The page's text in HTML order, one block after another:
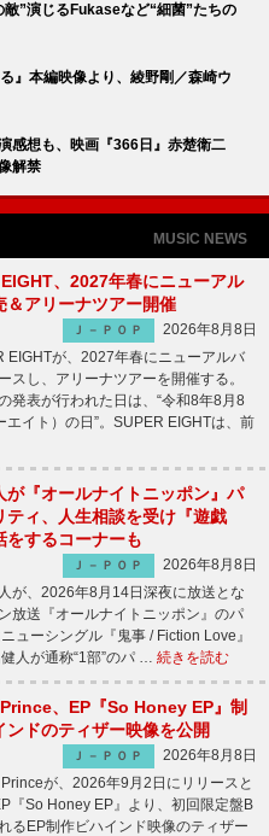
”演じるFukaseなど“細菌”たちの
』本編映像より、綾野剛／森崎ウ
感想も、映画『366日』赤楚衛二
解禁
MUSIC NEWS
、2027年春にニューアル
＆アリーナツアー開催
Ｊ－ＰＯＰ
2026年8月8日
が、2027年春にニューアルバ
スし、アリーナツアーを開催する。
発表が行われた日は、“令和8年8月8
エイト）の日”。SUPER EIGHTは、前
が『オールナイトニッポン』パ
ティ、人生相談を受け『遊戯
をするコーナーも
Ｊ－ＰＯＰ
2026年8月8日
が、2026年8月14日深夜に放送とな
放送『オールナイトニッポン』のパ
ーシングル『鬼事 / Fiction Love』
人が通称“1部”のパ … 続きを読む
、EP『So Honey EP』制
ンドのティザー映像を公開
Ｊ－ＰＯＰ
2026年8月8日
が、2026年9月2日にリリースと
『So Honey EP』より、初回限定盤B
るEP制作ビハインド映像のティザー